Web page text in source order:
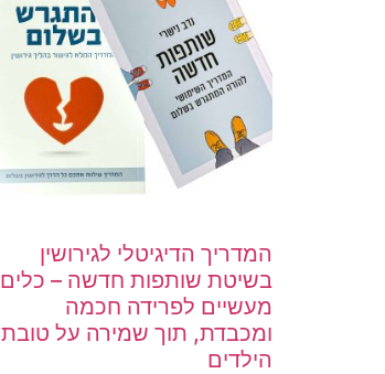
המדריך הדיגיטלי לגירושין
בשיטת שותפות חדשה – כלים
מעשיים לפרידה חכמה
ומכבדת, תוך שמירה על טובת
הילדים